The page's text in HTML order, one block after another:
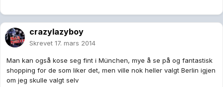
crazylazyboy
Skrevet 17. mars 2014
Man kan også kose seg fint i München, mye å se på og fantastisk
shopping for de som liker det, men ville nok heller valgt Berlin igjen
om jeg skulle valgt selv